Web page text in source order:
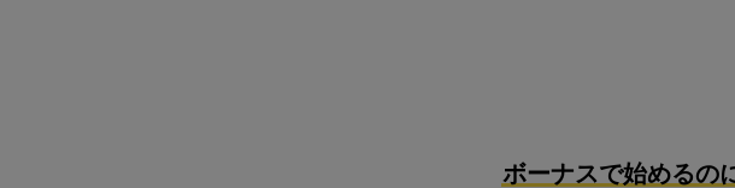
ボーナスで始めるの